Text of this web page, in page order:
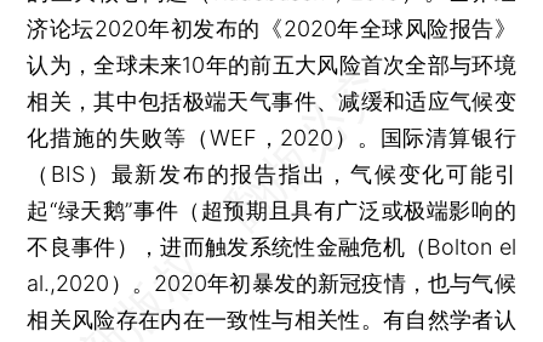
济论坛2020年初发布的《2020年全球风险报告》
认为，全球未来10年的前五大风险首次全部与环境
相关，其中包括极端天气事件、减缓和适应气候变
化措施的失败等（WEF，2020）。国际清算银行
（BIS）最新发布的报告指出，气候变化可能引
起“绿天鹅”事件（超预期且具有广泛或极端影响的
不良事件），进而触发系统性金融危机（Bolton el
al.,2020）。2020年初暴发的新冠疫情，也与气候
相关风险存在内在一致性与相关性。有自然学者认